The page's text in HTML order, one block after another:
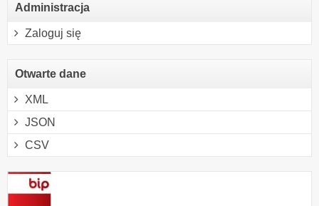
Administracja
Zaloguj się
Otwarte dane
XML
JSON
CSV